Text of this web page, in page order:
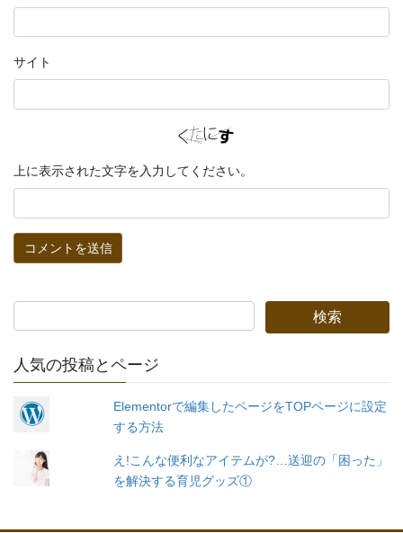
サイト
上に表示された文字を入力してください。
人気の投稿とページ
Elementorで編集したページをTOPページに設定
する方法
え!こんな便利なアイテムが?…送迎の「困った」
を解決する育児グッズ①